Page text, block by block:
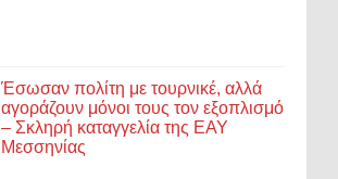
Έσωσαν πολίτη με τουρνικέ, αλλά
αγοράζουν μόνοι τους τον εξοπλισμό
– Σκληρή καταγγελία της ΕΑΥ
Μεσσηνίας